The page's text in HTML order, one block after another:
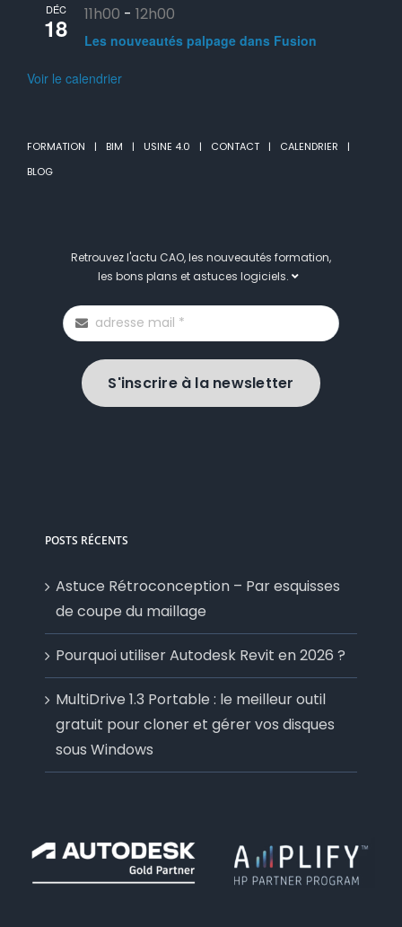
DÉC
18 11h00 - 12h00
Les nouveautés palpage dans Fusion
Voir le calendrier
FORMATION BIM USINE 4.0 CONTACT
CALENDRIER
BLOG
Retrouvez l'actu CAO, les nouveautés formation,
les bons plans et astuces logiciels.
S'inscrire à la newsletter
POSTS RÉCENTS
Astuce Rétroconception – Par esquisses
de coupe du maillage
Pourquoi utiliser Autodesk Revit en 2026 ?
MultiDrive 1.3 Portable : le meilleur outil
gratuit pour cloner et gérer vos disques
sous Windows